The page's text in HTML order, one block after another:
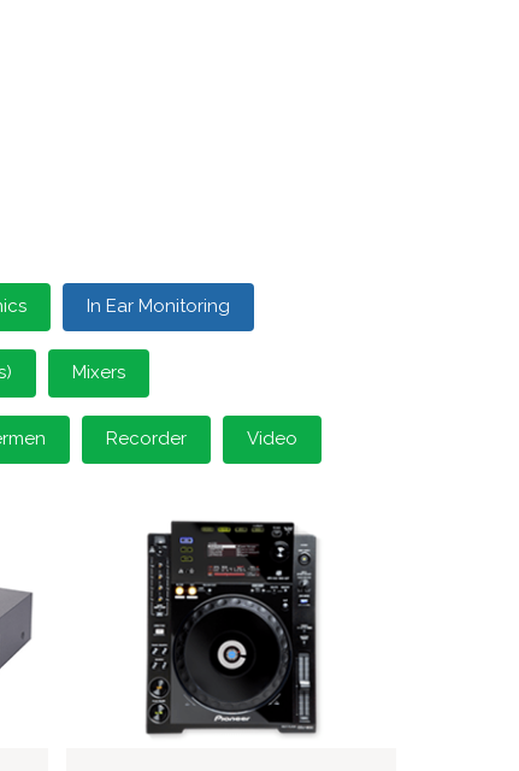
In Ear Monitoring
Mixers
Recorder Video